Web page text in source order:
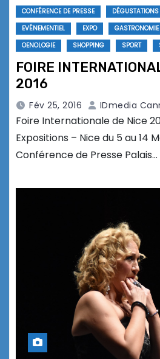
CONFÉRENCE DE PRESSE DÉGUSTATIONS
EVÉNEMENTIEL
EXPO GASTRONOMIE
OENOLOGIE
SHOPPING SPORT
FOIRE
2016
Fév 25, 2016 IDmedia
Foire Internationale de Nice
Expositions – Nice du 5 au 14
Conférence de Presse Palais…